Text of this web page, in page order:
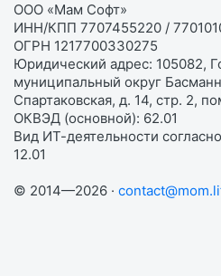
ООО «Мам Софт»
ИНН/КПП 7707455220 /
ОГРН 1217700330275
Юридический адрес: 105082,
муниципальный округ
Спартаковская, д. 14, стр. 2,
ОКВЭД (основной): 62.01
Вид ИТ-деятельности
12.01
© 2014—2026 ·